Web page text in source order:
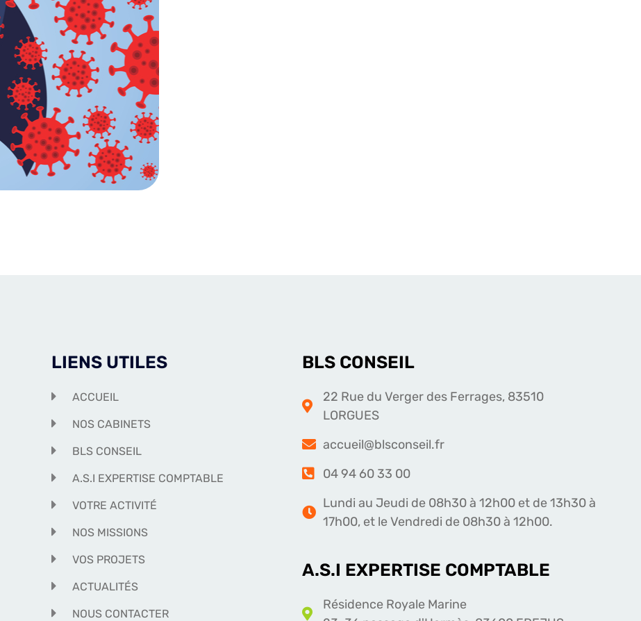
LIENS UTILES
ACCUEIL
NOS CABINETS
BLS CONSEIL
A.S.I EXPERTISE COMPTABLE
VOTRE ACTIVITÉ
NOS MISSIONS
VOS PROJETS
ACTUALITÉS
NOUS CONTACTER
BLS CONSEIL
22 Rue du Verger des Ferrages, 83510
LORGUES
accueil@blsconseil.fr
04 94 60 33 00
Lundi au Jeudi de 08h30 à 12h00 et de 13h30 à
17h00, et le Vendredi de 08h30 à 12h00.
A.S.I EXPERTISE COMPTABLE
Résidence Royale Marine